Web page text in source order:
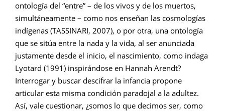
ontología del “entre” – de los vivos y de los muertos,
simultáneamente – como nos enseñan las cosmologías
indígenas (TASSINARI, 2007), o por otra, una ontología
que se sitúa entre la nada y la vida, al ser anunciada
justamente desde el inicio, el nascimiento, como indaga
Lyotard (1991) inspirándose en Hannah Arendt?
Interrogar y buscar descifrar la infancia propone
articular esta misma condición paradojal a la adultez.
Así, vale cuestionar, ¿somos lo que decimos ser, como